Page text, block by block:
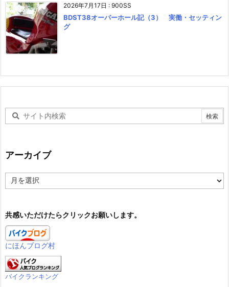
2026年7月17日 : 900SS
BDST38オーバーホール記（3） 実働・セッティン
グ
アーカイブ
ー
ブ
共感いただけたらクリックお願いします。
にほんブログ村
バイクランキング